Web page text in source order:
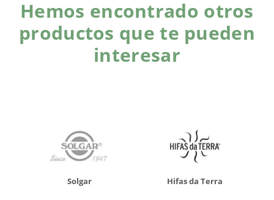
Hemos encontrado otros
productos que te pueden
interesar
Solgar Hifas da Terra